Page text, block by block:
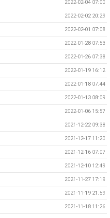
2022-02-04 07:00
2022-02-02 20:29
2022-02-01 07:08
2022-01-28 07:53
2022-01-26 07:38
2022-01-19 16:12
2022-01-18 07:44
2022-01-13 08:09
2022-01-06 15:57
2021-12-22 09:38
2021-12-17 11:20
2021-12-16 07:07
2021-12-10 12:49
2021-11-27 17:19
2021-11-19 21:59
2021-11-18 11:26